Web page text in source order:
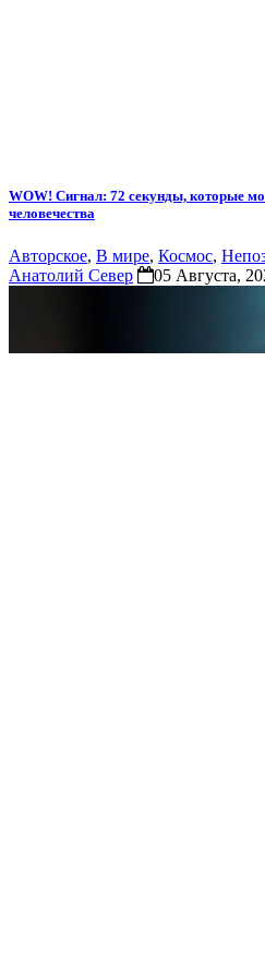
WOW! Сигнал: 72 секунды, которые
человечества
Авторское, В мире, Космос,
Анатолий Север
05 Августа,